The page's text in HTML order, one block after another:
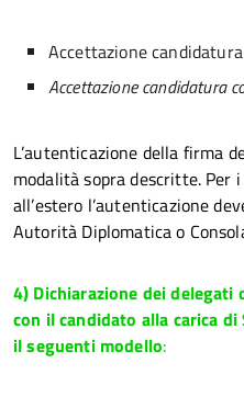
Accettazione
Accettazione candidatura
L’autenticazione della firma
modalità sopra descritte. Per
all’estero l’autenticazione
Autorità Diplomatica o
4) Dichiarazione dei
con il candidato alla carica di
il seguenti modello: